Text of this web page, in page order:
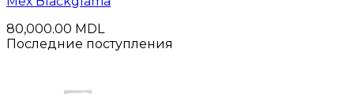
80,000.00 MDL
Последние поступления